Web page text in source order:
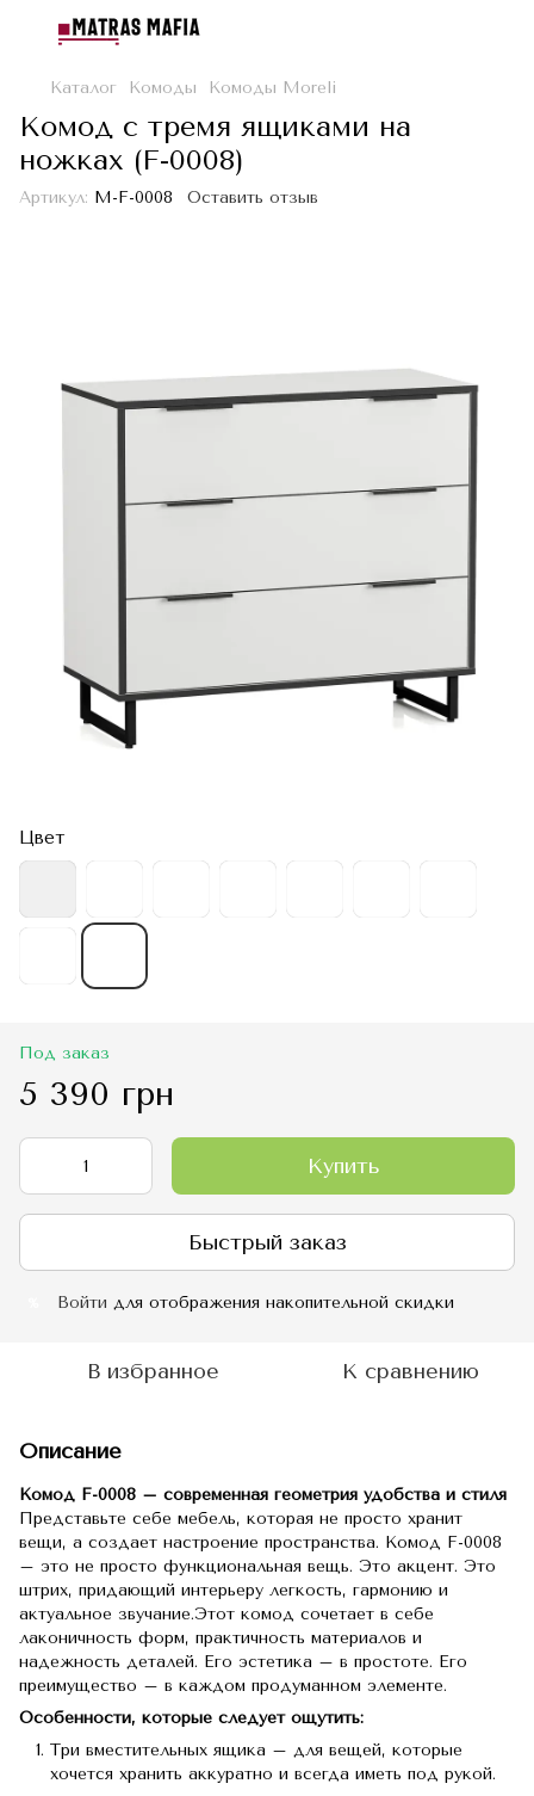
Каталог Комоды Комоды Moreli
Комод с тремя ящиками на
ножках (F-0008)
Артикул: M-F-0008 Оставить отзыв
Цвет
Под заказ
5 390 грн
Купить
Быстрый заказ
Войти для отображения накопительной скидки
В избранное К сравнению
Описание
Комод F-0008 – современная геометрия удобства и стиля
Представьте себе мебель, которая не просто хранит
вещи, а создает настроение пространства. Комод F-0008
– это не просто функциональная вещь. Это акцент. Это
штрих, придающий интерьеру легкость, гармонию и
актуальное звучание.Этот комод сочетает в себе
лаконичность форм, практичность материалов и
надежность деталей. Его эстетика – в простоте. Его
преимущество – в каждом продуманном элементе.
Особенности, которые следует ощутить:
Три вместительных ящика – для вещей, которые
хочется хранить аккуратно и всегда иметь под рукой.